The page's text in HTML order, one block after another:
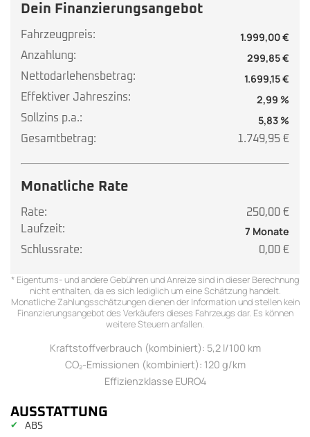
Dein Finanzierungsangebot
Fahrzeugpreis: 1.999,00 €
Anzahlung: 299,85 €
Nettodarlehensbetrag: 1.699,15 €
Effektiver Jahreszins: 2,99 %
Sollzins p.a.: 5,83 %
Gesamtbetrag: 1.749,95 €
Monatliche Rate
Rate:
250,00 €
Laufzeit:
7 Monate
Schlussrate: 0,00 €
* Eigentums- und andere Gebühren und Anreize sind in dieser Berechnung
nicht enthalten, da es sich lediglich um eine Schätzung handelt.
Monatliche Zahlungsschätzungen dienen der Information und stellen kein
Finanzierungsangebot des Verkäufers dieses Fahrzeugs dar. Es können
weitere Steuern anfallen.
Kraftstoffverbrauch (kombiniert): 5,2 l/100 km
CO₂-Emissionen (kombiniert): 120 g/km
Effizienzklasse EURO4
AUSSTATTUNG
✔ ABS